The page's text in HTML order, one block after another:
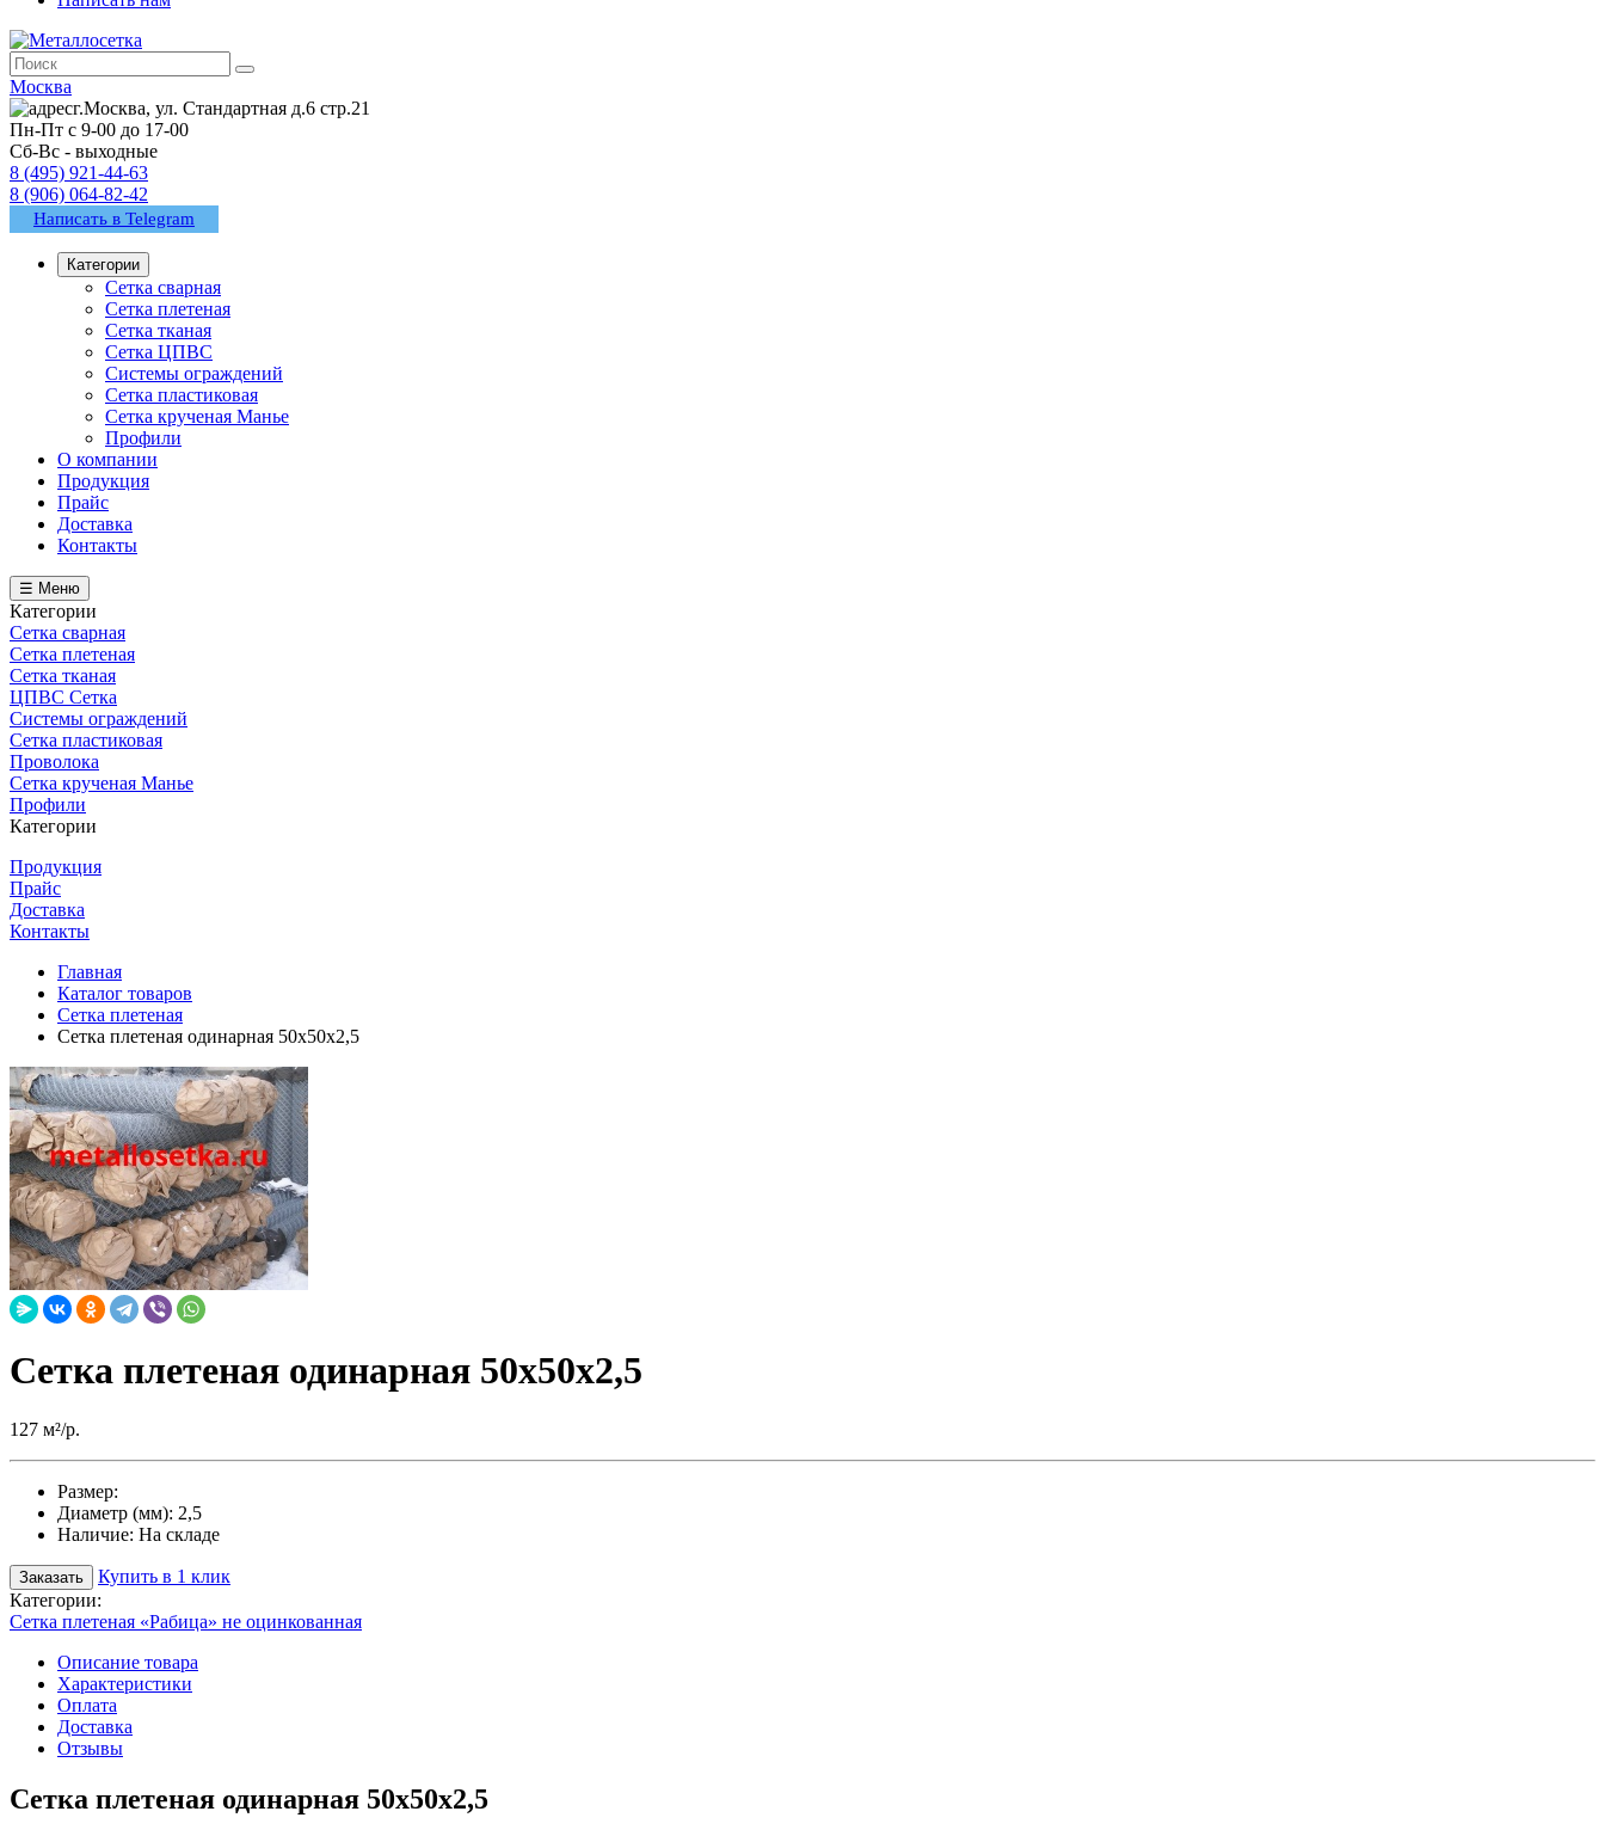
Москва
г.Москва, ул. Стандартная д.6 стр.21
Пн-Пт с 9-00 до 17-00
Сб-Вс - выходные
8 (495) 921-44-63
8 (906) 064-82-42
Написать в Telegram
Категории
Сетка сварная
Сетка плетеная
Сетка тканая
Сетка ЦПВС
Системы ограждений
Сетка пластиковая
Сетка крученая Манье
Профили
О компании
Продукция
Прайс
Доставка
Контакты
☰ Меню
Категории
Сетка сварная
Сетка плетеная
Сетка тканая
ЦПВС Сетка
Системы ограждений
Сетка пластиковая
Проволока
Сетка крученая Манье
Профили
Категории
Продукция
Прайс
Доставка
Контакты
Главная
Каталог товаров
Сетка плетеная
Сетка плетеная одинарная 50х50х2,5
Сетка плетеная одинарная 50х50х2,5
127 м²/р.
Размер:
Диаметр (мм): 2,5
Наличие: На складе
Заказать
Купить в 1 клик
Категории:
Сетка плетеная «Рабица» не оцинкованная
Описание товара
Характеристики
Оплата
Доставка
Отзывы
Сетка плетеная одинарная 50х50х2,5